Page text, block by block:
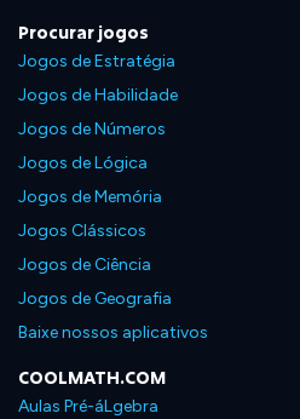
Procurar jogos
Jogos de Estratégia
Jogos de Habilidade
Jogos de Números
Jogos de Lógica
Jogos de Memória
Jogos Clássicos
Jogos de Ciência
Jogos de Geografia
Baixe nossos aplicativos
COOLMATH.COM
Aulas Pré-áLgebra